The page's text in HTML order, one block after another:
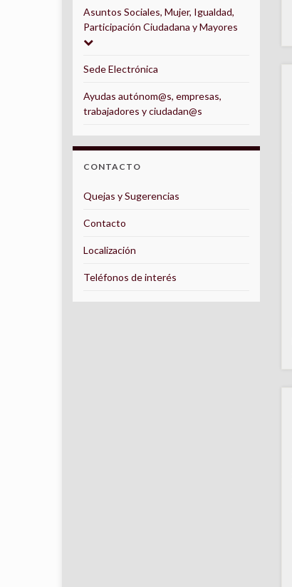
Asuntos Sociales, Mujer, Igualdad,
Participación Ciudadana y Mayores
Sede Electrónica
Ayudas autónom@s, empresas,
trabajadores y ciudadan@s
CONTACTO
Quejas y Sugerencias
Contacto
Localización
Teléfonos de interés